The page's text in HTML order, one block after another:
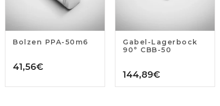
Bolzen PPA-50m6
41,56€
Gabel-Lagerbock
90° CBB-50
144,89€